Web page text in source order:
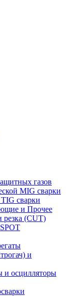
газов
MIG сварки
сварки
и Прочее
резка (CUT)
и
и осцилляторы